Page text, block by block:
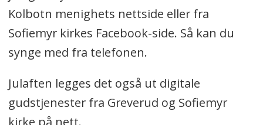
Kolbotn menighets nettside eller fra
Sofiemyr kirkes Facebook-side. Så kan du
synge med fra telefonen.
Julaften legges det også ut digitale
gudstjenester fra Greverud og Sofiemyr